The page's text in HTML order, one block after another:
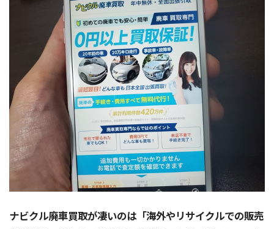
ナビクル廃車買取が凄いのは「海外やリサイクルでの販売